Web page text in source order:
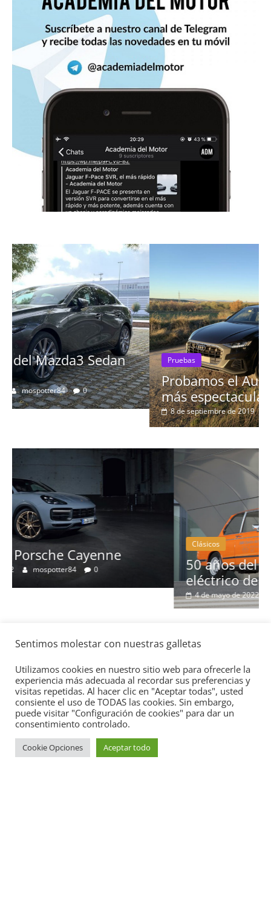
Pruebas
Probamos el Audi Q8 50 TDI: el SUV
más espectacular de la marca
8 de septiembre de 2019 Nacho 0
Clásicos
50 años del BMW 1602: el primer
eléctrico del fabricante bávaro
0
Seguridad
Llamada a revisión en varios modelos
Toyota y Lexus por la bomba de
Sentimos molestar con nuestras galletas
Utilizamos cookies en nuestro sitio web para ofrecerle la
experiencia más adecuada al recordar sus preferencias y
visitas repetidas. Al hacer clic en "Aceptar todas", usted
consiente el uso de TODAS las cookies. Sin embargo,
puede visitar "Configuración de cookies" para dar un
consentimiento controlado.
Cookie Opciones Aceptar todo